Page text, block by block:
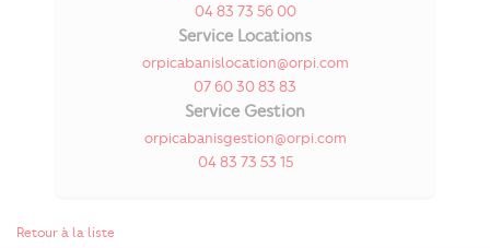
04 83 73 56 00
Service Locations
orpicabanislocation@orpi.com
07 60 30 83 83
Service Gestion
orpicabanisgestion@orpi.com
04 83 73 53 15
Retour à la liste